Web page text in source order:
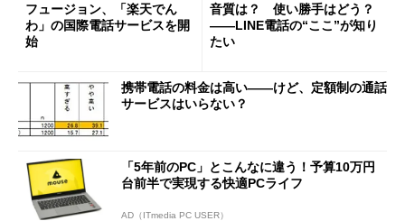
フュージョン、「楽天でん
わ」の国際電話サービスを開
始
音質は？ 使い勝手はどう？
――LINE電話の“ここ”が知り
たい
携帯電話の料金は高い――けど、定額制の通話
サービスはいらない？
「5年前のPC」とこんなに違う！予算10万円
台前半で実現する快適PCライフ
AD（ITmedia PC USER）